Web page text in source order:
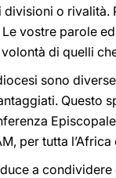
o rivalità.
vostre parole
di quelli
sono
Questo
per tutta
a